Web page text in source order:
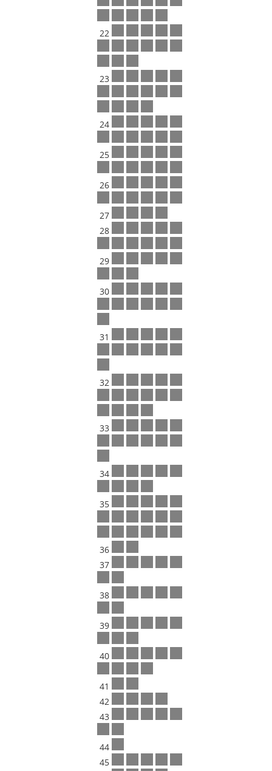
22
23
24
25
26
27
28
29
30
31
32
33
34
35
36
37
38
39
40
41
42
43
44
45